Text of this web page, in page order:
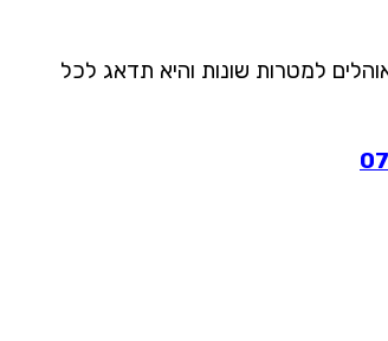
למטרות שונות והיא תדאג לכל